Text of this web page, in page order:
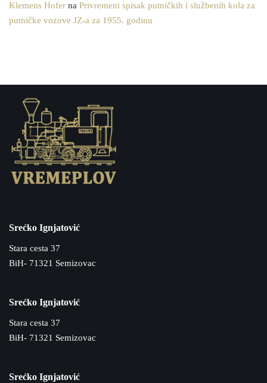
Klemens Hofer na Privremeni spisak putničkih i službenih kola za
putničke vozove JZ-a za 1955. godinu
Srećko Ignjatović
Stara cesta 37
BiH- 71321 Semizovac
Srećko Ignjatović
Stara cesta 37
BiH- 71321 Semizovac
Srećko Ignjatović